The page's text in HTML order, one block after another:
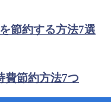
節約する方法7選
費節約方法7つ